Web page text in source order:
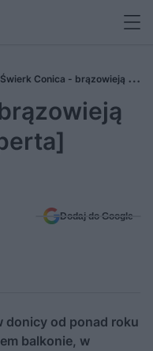
Świerk Conica - brązowieją igły
Dodaj do Google
donicy od ponad roku
balkonie, w